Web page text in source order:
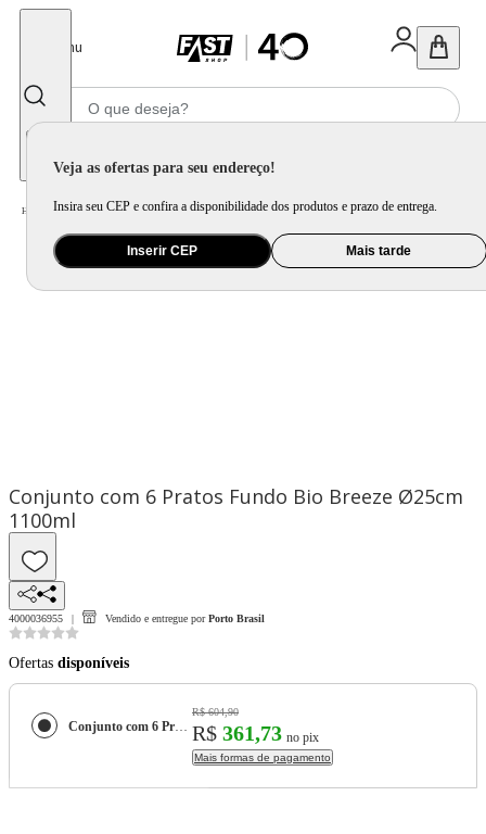
Menu
Veja as ofertas para seu endereço!
Insira seu CEP e confira a disponibilidade dos produtos e prazo de entrega.
Inserir CEP Mais tarde
Home Utilidade Doméstica Mesa / Aparelho de Jantar e Prato Avulso
Conjunto com 6 Pratos Fundo Bio Breeze Ø25cm
1100ml
4000036955 Vendido e entregue por Porto Brasil
Ofertas disponíveis
Conjunto com 6 Pratos Fundo Bio Breeze Ø25cm 1100ml
R$ 604,90
R$ 361,73 no pix
Mais formas de pagamento